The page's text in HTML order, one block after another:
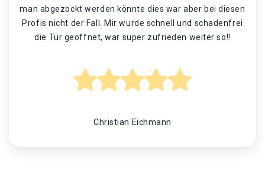
man abgezockt werden könnte dies war aber bei diesen
Profis nicht der Fall. Mir wurde schnell und schadenfrei
die Tür geöffnet, war super zufrieden weiter so!!
Christian Eichmann